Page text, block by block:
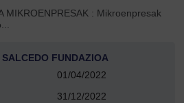
MIKROENPRESAK : Mikroenpresak
FUNDAZIOA
01/04/2022
31/12/2022